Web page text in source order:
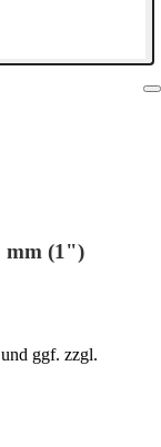
mm (1")
ggf. zzgl.